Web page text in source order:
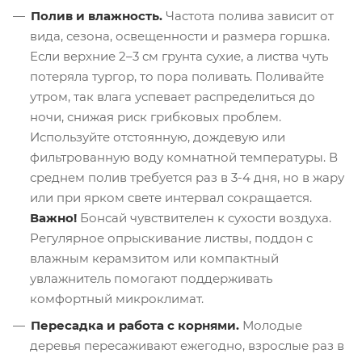
Полив и влажность. Частота полива зависит от
вида, сезона, освещенности и размера горшка.
Если верхние 2–3 см грунта сухие, а листва чуть
потеряла тургор, то пора поливать. Поливайте
утром, так влага успевает распределиться до
ночи, снижая риск грибковых проблем.
Используйте отстоянную, дождевую или
фильтрованную воду комнатной температуры. В
среднем полив требуется раз в 3-4 дня, но в жару
или при ярком свете интервал сокращается.
Важно! Бонсай чувствителен к сухости воздуха.
Регулярное опрыскивание листвы, поддон с
влажным керамзитом или компактный
увлажнитель помогают поддерживать
комфортный микроклимат.
Пересадка и работа с корнями. Молодые
деревья пересаживают ежегодно, взрослые раз в